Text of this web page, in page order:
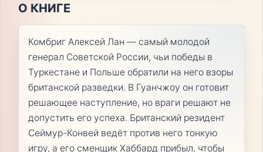
О КНИГЕ
Комбриг Алексей Лан — самый молодой
генерал Советской России, чьи победы в
Туркестане и Польше обратили на него взоры
британской разведки. В Гуанчжоу он готовит
решающее наступление, но враги решают не
допустить его успеха. Британский резидент
Сеймур-Конвей ведёт против него тонкую
игру, а его сменщик Хаббард прибыл, чтобы